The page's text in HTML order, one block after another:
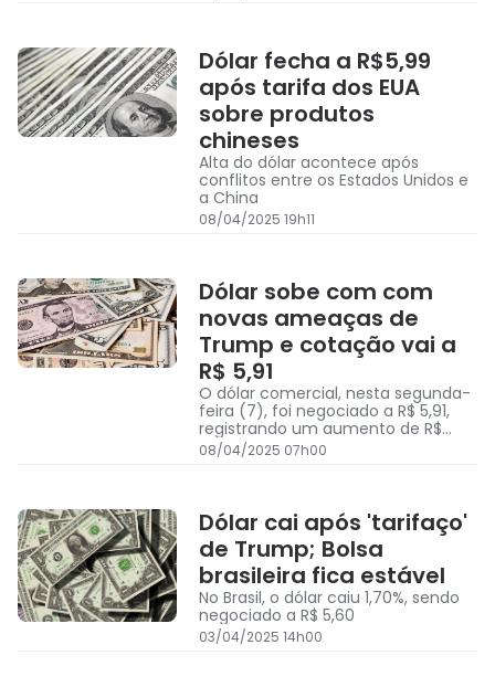
Dólar fecha a R$5,99
após tarifa dos EUA
sobre produtos
chineses
Alta do dólar acontece após
conflitos entre os Estados Unidos e
a China
08/04/2025 19h11
Dólar sobe com com
novas ameaças de
Trump e cotação vai a
R$ 5,91
O dólar comercial, nesta segunda-
feira (7), foi negociado a R$ 5,91,
registrando um aumento de R$
0,075
08/04/2025 07h00
Dólar cai após 'tarifaço'
de Trump; Bolsa
brasileira fica estável
No Brasil, o dólar caiu 1,70%, sendo
negociado a R$ 5,60
03/04/2025 14h00